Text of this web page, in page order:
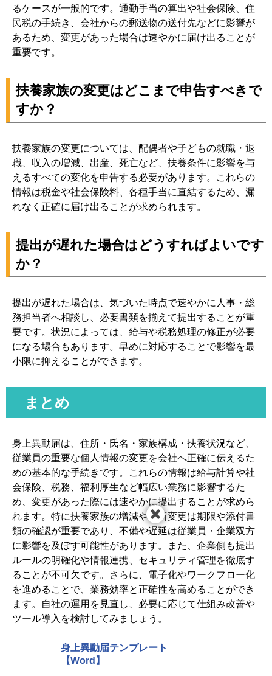
るケースが一般的です。通勤手当の算出や社会保険、住
民税の手続き、会社からの郵送物の送付先などに影響が
あるため、変更があった場合は速やかに届け出ることが
重要です。
扶養家族の変更はどこまで申告すべきで
すか？
扶養家族の変更については、配偶者や子どもの就職・退
職、収入の増減、出産、死亡など、扶養条件に影響を与
えるすべての変化を申告する必要があります。これらの
情報は税金や社会保険料、各種手当に直結するため、漏
れなく正確に届け出ることが求められます。
提出が遅れた場合はどうすればよいです
か？
提出が遅れた場合は、気づいた時点で速やかに人事・総
務担当者へ相談し、必要書類を揃えて提出することが重
要です。状況によっては、給与や税務処理の修正が必要
になる場合もあります。早めに対応することで影響を最
小限に抑えることができます。
まとめ
身上異動届は、住所・氏名・家族構成・扶養状況など、
従業員の重要な個人情報の変更を会社へ正確に伝えるた
めの基本的な手続きです。これらの情報は給与計算や社
会保険、税務、福利厚生など幅広い業務に影響するた
め、変更があった際には速やかに提出することが求めら
れます。特に扶養家族の増減や住所変更は期限や添付書
類の確認が重要であり、不備や遅延は従業員・企業双方
に影響を及ぼす可能性があります。また、企業側も提出
ルールの明確化や情報連携、セキュリティ管理を徹底す
ることが不可欠です。さらに、電子化やワークフロー化
を進めることで、業務効率と正確性を高めることができ
ます。自社の運用を見直し、必要に応じて仕組み改善や
ツール導入を検討してみましょう。
身上異動届テンプレート
【Word】